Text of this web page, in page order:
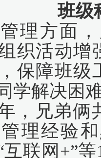
班级
理方面
织活动增
保障班级
学解决困
，兄弟俩
理经验
互联网+”